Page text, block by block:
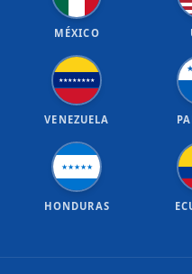
MÉXICO
★★★★★★★★
VENEZUELA
★
★★★★★
HONDURAS